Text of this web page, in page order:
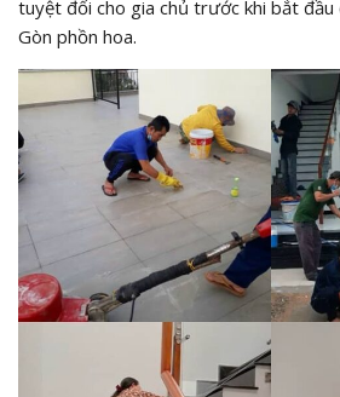
tuyệt đối cho gia chủ trước khi bắt đầu
Gòn phồn hoa.